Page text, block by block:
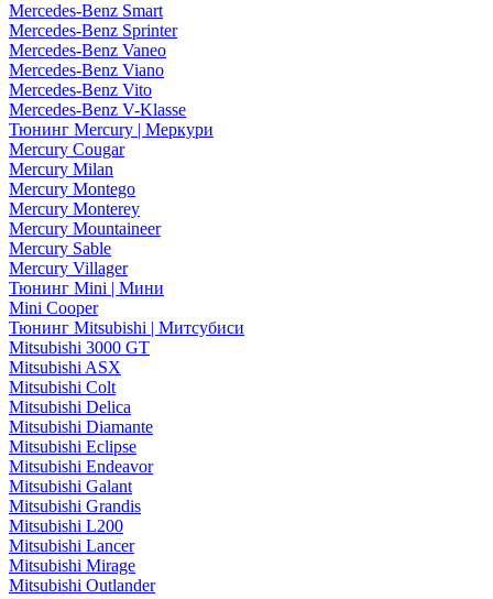
Mercedes-Benz Smart
Mercedes-Benz Sprinter
Mercedes-Benz Vaneo
Mercedes-Benz Viano
Mercedes-Benz Vito
Mercedes-Benz V-Klasse
Тюнинг Mercury | Меркури
Mercury Cougar
Mercury Milan
Mercury Montego
Mercury Monterey
Mercury Mountaineer
Mercury Sable
Mercury Villager
Тюнинг Mini | Мини
Mini Cooper
Тюнинг Mitsubishi | Митсубиси
Mitsubishi 3000 GT
Mitsubishi ASX
Mitsubishi Colt
Mitsubishi Delica
Mitsubishi Diamante
Mitsubishi Eclipse
Mitsubishi Endeavor
Mitsubishi Galant
Mitsubishi Grandis
Mitsubishi L200
Mitsubishi Lancer
Mitsubishi Mirage
Mitsubishi Outlander